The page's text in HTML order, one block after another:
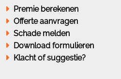
Premie berekenen
Offerte aanvragen
Schade melden
Download formulieren
Klacht of suggestie?